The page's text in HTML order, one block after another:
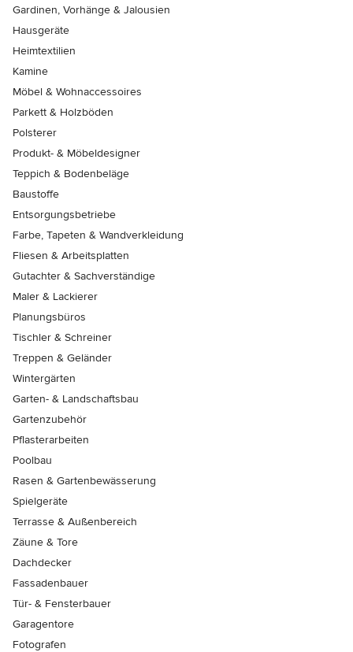
Gardinen, Vorhänge & Jalousien
Hausgeräte
Heimtextilien
Kamine
Möbel & Wohnaccessoires
Parkett & Holzböden
Polsterer
Produkt- & Möbeldesigner
Teppich & Bodenbeläge
Baustoffe
Entsorgungsbetriebe
Farbe, Tapeten & Wandverkleidung
Fliesen & Arbeitsplatten
Gutachter & Sachverständige
Maler & Lackierer
Planungsbüros
Tischler & Schreiner
Treppen & Geländer
Wintergärten
Garten- & Landschaftsbau
Gartenzubehör
Pflasterarbeiten
Poolbau
Rasen & Gartenbewässerung
Spielgeräte
Terrasse & Außenbereich
Zäune & Tore
Dachdecker
Fassadenbauer
Tür- & Fensterbauer
Garagentore
Fotografen